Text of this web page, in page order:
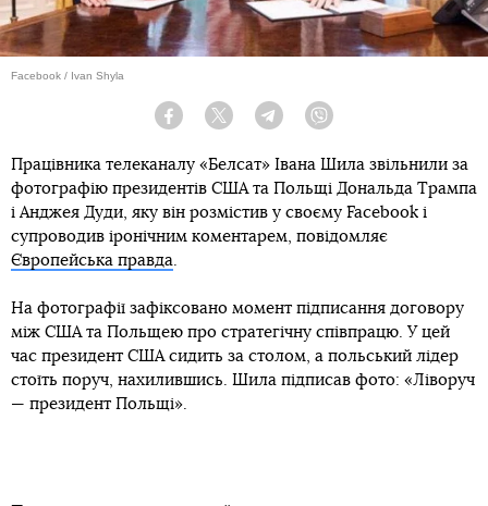
Facebook / Ivan Shyla
Facebook Twitter Telegram
Працівника телеканалу «Белсат» Івана Шила звільнили за
фотографію президентів США та Польщі Дональда Трампа
і Анджея Дуди, яку він розмістив у своєму Facebook і
супроводив іронічним коментарем, повідомляє
Європейська правда.
На фотографії зафіксовано момент підписання договору
між США та Польщею про стратегічну співпрацю. У цей
час президент США сидить за столом, а польський лідер
стоїть поруч, нахилившись. Шила підписав фото: «Ліворуч
— президент Польщі».